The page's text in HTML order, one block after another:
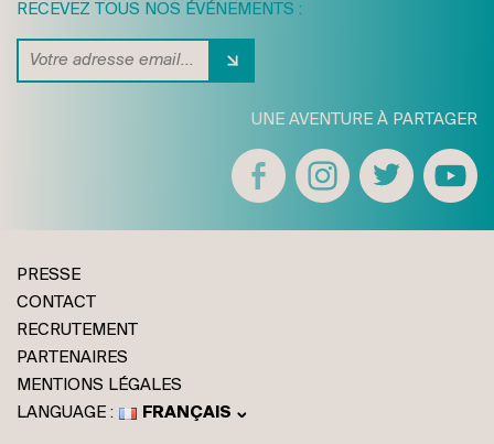
RECEVEZ TOUS NOS ÉVÉNEMENTS :
UNE AVENTURE À PARTAGER
PRESSE
CONTACT
RECRUTEMENT
PARTENAIRES
MENTIONS LÉGALES
FRANÇAIS